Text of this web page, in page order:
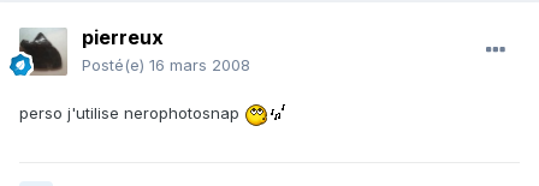
pierreux
Posté(e) 16 mars 2008
perso j'utilise nerophotosnap